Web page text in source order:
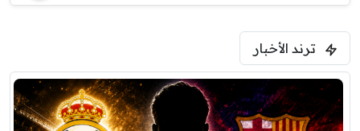
ترند الأخبار